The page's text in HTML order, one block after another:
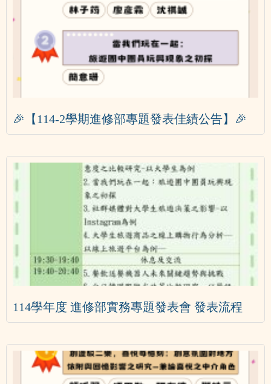
🎉【114-2學期進修部專題發表佳績公告】🎉
114學年度 進修部實務專題發表會 發表流程